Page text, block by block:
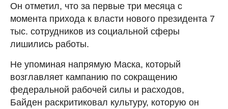
Он отметил, что за первые три месяца с
момента прихода к власти нового президента 7
тыс. сотрудников из социальной сферы
лишились работы.
Не упоминая напрямую Маска, который
возглавляет кампанию по сокращению
федеральной рабочей силы и расходов,
Байден раскритиковал культуру, которую он